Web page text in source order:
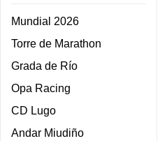
Mundial 2026
Torre de Marathon
Grada de Río
Opa Racing
CD Lugo
Andar Miudiño